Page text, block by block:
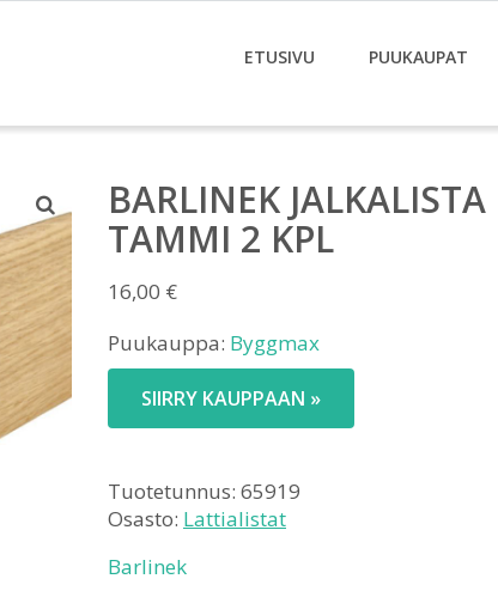
ETUSIVU PUUKAUPAT
BARLINEK JALKALISTA
TAMMI 2 KPL
16,00 €
Puukauppa: Byggmax
SIIRRY KAUPPAAN »
Tuotetunnus: 65919
Osasto: Lattialistat
Barlinek